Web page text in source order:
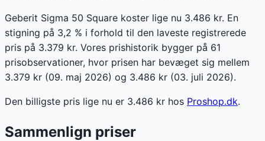
Geberit Sigma 50 Square koster lige nu 3.486 kr. En
stigning på 3,2 % i forhold til den laveste registrerede
pris på 3.379 kr. Vores prishistorik bygger på 61
prisobservationer, hvor prisen har bevæget sig mellem
3.379 kr (09. maj 2026) og 3.486 kr (03. juli 2026).
Den billigste pris lige nu er 3.486 kr hos Proshop.dk.
Sammenlign priser